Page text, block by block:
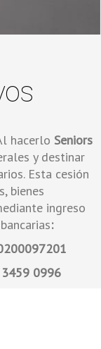
hacerlo Seniors
y destinar
Esta cesión
bienes
ingreso
:
0996